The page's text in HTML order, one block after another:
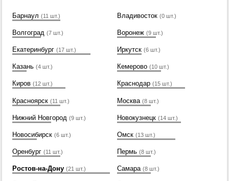
Барнаул (11 шт.) Владивосток (0 шт.)
Волгоград (7 шт.) Воронеж (9 шт.)
Екатеринбург (17 шт.) Иркутск (6 шт.)
Казань (4 шт.) Кемерово (10 шт.)
Киров (12 шт.) Краснодар (15 шт.)
Красноярск (11 шт.) Москва (8 шт.)
Нижний Новгород (9 шт.) Новокузнецк (14 шт.)
Новосибирск (6 шт.) Омск (13 шт.)
Оренбург (11 шт.) Пермь (8 шт.)
Ростов-на-Дону (21 шт.) Самара (8 шт.)